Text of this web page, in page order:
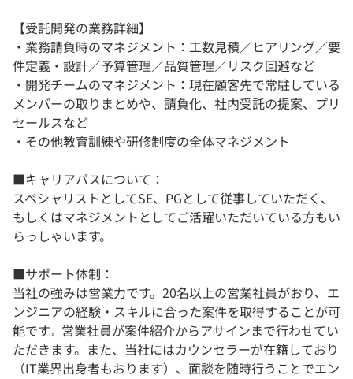
【受託開発の業務詳細】
・業務請負時のマネジメント：工数見積／ヒアリング／要
件定義・設計／予算管理／品質管理／リスク回避など
・開発チームのマネジメント：現在顧客先で常駐している
メンバーの取りまとめや、請負化、社内受託の提案、プリ
セールスなど
・その他教育訓練や研修制度の全体マネジメント
■キャリアパスについて：
スペシャリストとしてSE、PGとして従事していただく、
もしくはマネジメントとしてご活躍いただいている方もい
らっしゃいます。
■サポート体制：
当社の強みは営業力です。20名以上の営業社員がおり、エ
ンジニアの経験・スキルに合った案件を取得することが可
能です。営業社員が案件紹介からアサインまで行わせてい
ただきます。また、当社にはカウンセラーが在籍しており
（IT業界出身者もおります）、面談を随時行うことでエン